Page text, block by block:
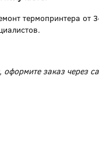
термопринтера от
заказ через